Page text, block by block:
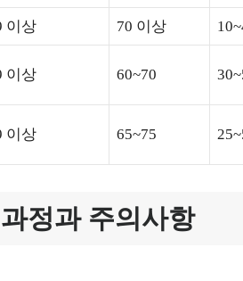
이상 70 이상
이상 60~70
이상 65~75
정과 주의사항